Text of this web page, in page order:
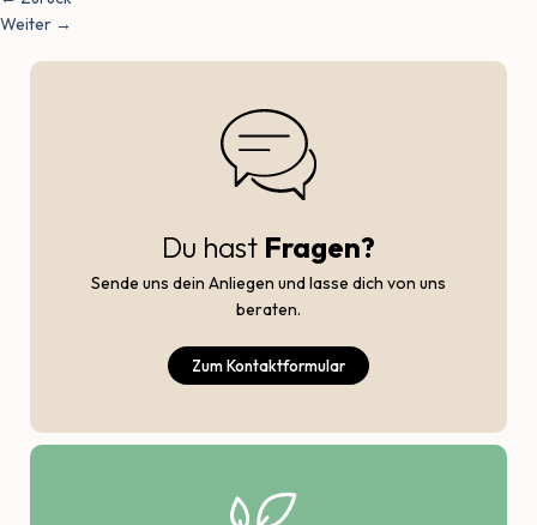
Weiter →
Du hast Fragen?
Sende uns dein Anliegen und lasse dich von uns
beraten.
Zum Kontaktformular